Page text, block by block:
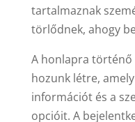
tartalmaznak
törlődnek, ahogy
A honlapra
hozunk létre,
információt és a
opcióit. A